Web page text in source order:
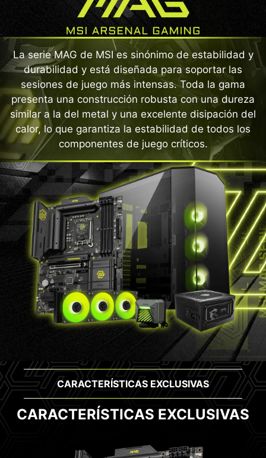
La serie MAG de MSI es sinónimo de estabilidad y
durabilidad y está diseñada para soportar las
sesiones de juego más intensas. Toda la gama
presenta una construcción robusta con una dureza
similar a la del metal y una excelente disipación del
calor, lo que garantiza la estabilidad de todos los
componentes de juego críticos.
CARACTERÍSTICAS EXCLUSIVAS
CARACTERÍSTICAS EXCLUSIVAS